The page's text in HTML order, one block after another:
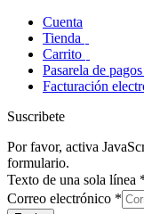
Cuenta
Tienda
Carrito
Pasarela de pagos
Facturación
Suscribete
Por favor, activa
formulario.
Texto de una sola línea
Correo electrónico *